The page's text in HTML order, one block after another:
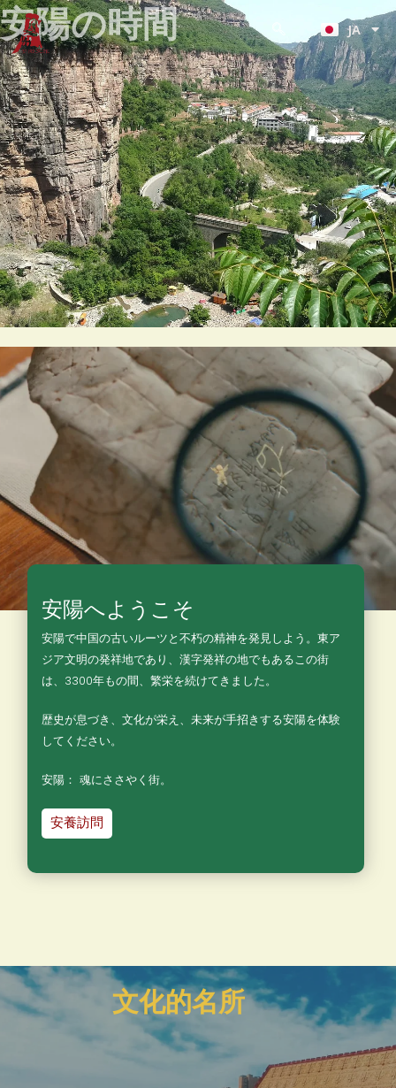
内
容
を
ス
キ
ッ
プ
JA
ZH
安陽の時間
安陽へようこそ
安陽で中国の古いルーツと不朽の精神を発見しよう。東ア
ジア文明の発祥地であり、漢字発祥の地でもあるこの街
は、3300年もの間、繁栄を続けてきました。
歴史が息づき、文化が栄え、未来が手招きする安陽を体験
してください。
安陽： 魂にささやく街。
安養訪問
文化的名所